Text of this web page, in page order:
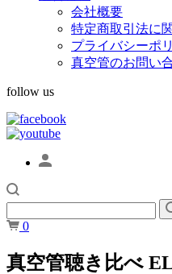
会社概要
特定商取引法に
プライバシーポ
真空管のお問い
follow us
0
真空管聴き比べ